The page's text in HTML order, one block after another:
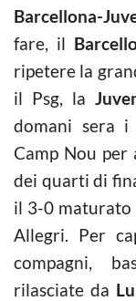
Barcellona-
fare, il
ripetere la
il Psg, la
domani sera i
Camp Nou
dei quarti di
il 3-0 maturato
Allegri. Per
compagni,
rilasciate da